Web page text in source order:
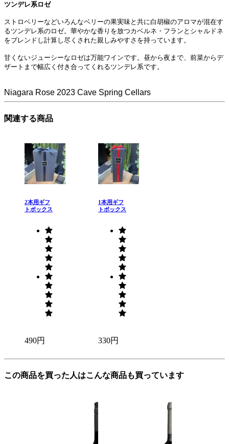
ツンデレ系ロゼ
ストロベリーなどいろんなベリーの果実味と共に白胡椒のアロマが混在す
るツンデレ系のロゼ。華やかな香りを放つカベルネ・フランとシャルドネ
をブレンドし計算し尽くされた親しみやすさを持っています。
甘くないジューシーなロゼは万能ワインです。昼から夜まで、前菜からデ
ザートまで幅広く付き合ってくれるツンデレ系です。
Niagara Rose 2023 Cave Spring Cellars
関連する商品
2本用ギフ
トボックス
490円
1本用ギフ
トボックス
330円
この商品を買った人はこんな商品も買っています